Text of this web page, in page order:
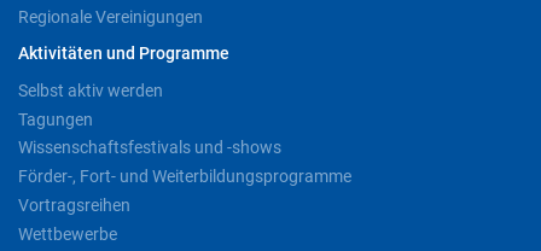
Regionale Vereinigungen
Aktivitäten und Programme
Selbst aktiv werden
Tagungen
Wissenschaftsfestivals und -shows
Förder-, Fort- und Weiterbildungsprogramme
Vortragsreihen
Wettbewerbe